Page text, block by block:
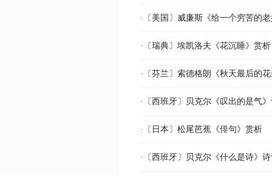
·〔美国〕威廉斯《给一个穷苦的
·〔瑞典〕埃凯洛夫《花沉睡》赏析
·〔芬兰〕索德格朗《秋天最后的
·〔西班牙〕贝克尔《叹出的是气
·〔日本〕松尾芭蕉《俳句》赏析
·〔西班牙〕贝克尔《什么是诗》